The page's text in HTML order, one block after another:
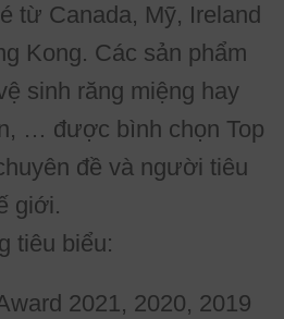
từ Canada, Mỹ, Ireland
Kong. Các sản phẩm
sinh răng miệng hay
… được bình chọn Top
đề và người tiêu
giới.
tiêu biểu:
2021, 2020, 2019